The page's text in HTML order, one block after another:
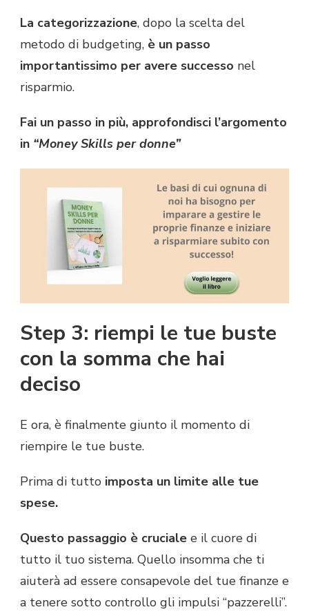
La categorizzazione, dopo la scelta del
metodo di budgeting, è un passo
importantissimo per avere successo nel
risparmio.
Fai un passo in più, approfondisci l’argomento
in “Money Skills per donne”
Step 3: riempi le tue buste
con la somma che hai
deciso
E ora, è finalmente giunto il momento di
riempire le tue buste.
Prima di tutto imposta un limite alle tue
spese.
Questo passaggio è cruciale e il cuore di
tutto il tuo sistema. Quello insomma che ti
aiuterà ad essere consapevole del tue finanze e
a tenere sotto controllo gli impulsi “pazzerelli”.